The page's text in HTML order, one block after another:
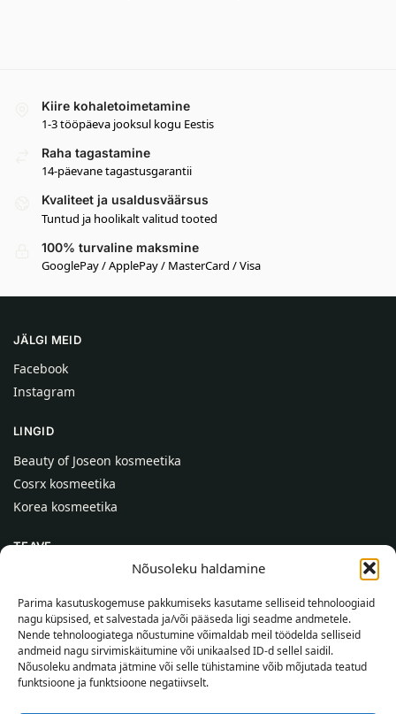
Nõusoleku haldamine
Parima kasutuskogemuse pakkumiseks kasutame selliseid tehnoloogiaid
nagu küpsised, et salvestada ja/või pääseda ligi seadme andmetele.
Nende tehnoloogiatega nõustumine võimaldab meil töödelda selliseid
andmeid nagu sirvimiskäitumine või unikaalsed ID-d sellel saidil.
Nõusoleku andmata jätmine või selle tühistamine võib mõjutada teatud
funktsioone ja funktsioone negatiivselt.
Kiire kohaletoimetamine
1-3 tööpäeva jooksul kogu Eestis
Raha tagastamine
14-päevane tagastusgarantii
Kvaliteet ja usaldusväärsus
Tuntud ja hoolikalt valitud tooted
100% turvaline maksmine
GooglePay / ApplePay / MasterCard / Visa
JÄLGI MEID
Facebook
Instagram
LINGID
Beauty of Joseon kosmeetika
Cosrx kosmeetika
Korea kosmeetika
TEAVE
Kontaktid
Abi
TEAVE OSTJALE
Tarnetingimused